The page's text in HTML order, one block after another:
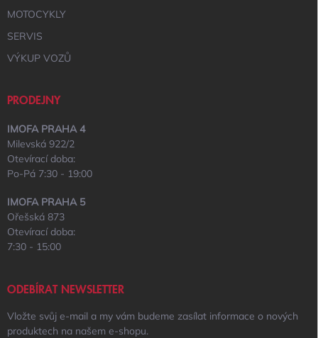
MOTOCYKLY
SERVIS
VÝKUP VOZŮ
PRODEJNY
IMOFA PRAHA 4
Milevská 922/2
Otevírací doba:
Po-Pá 7:30 - 19:00
IMOFA PRAHA 5
Ořešská 873
Otevírací doba:
7:30 - 15:00
ODEBÍRAT NEWSLETTER
Vložte svůj e-mail a my vám budeme zasílat informace o nových
produktech na našem e-shopu.